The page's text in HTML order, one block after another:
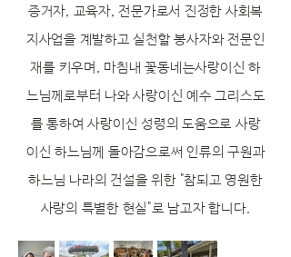
증거자, 교육자, 전문가로서 진정한 사회복
지사업을 계발하고 실천할 봉사자와 전문인
재를 키우며, 마침내 꽃동네는사랑이신 하
느님께로부터 나와 사랑이신 예수 그리스도
를 통하여 사랑이신 성령의 도움으로 사랑
이신 하느님께 돌아감으로써 인류의 구원과
하느님 나라의 건설을 위한 "참되고 영원한
사랑의 특별한 현실"로 남고자 합니다.